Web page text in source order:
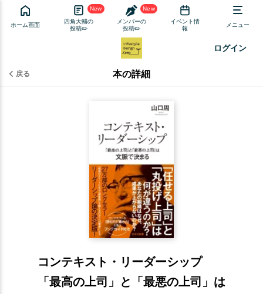
ホーム画面
New
四角大輔の
投稿✏️
New
メンバーの
投稿✏️
イベント情
報
メニュー
ログイン
戻る 本の詳細
コンテキスト・リーダーシップ
「最高の上司」と「最悪の上司」は